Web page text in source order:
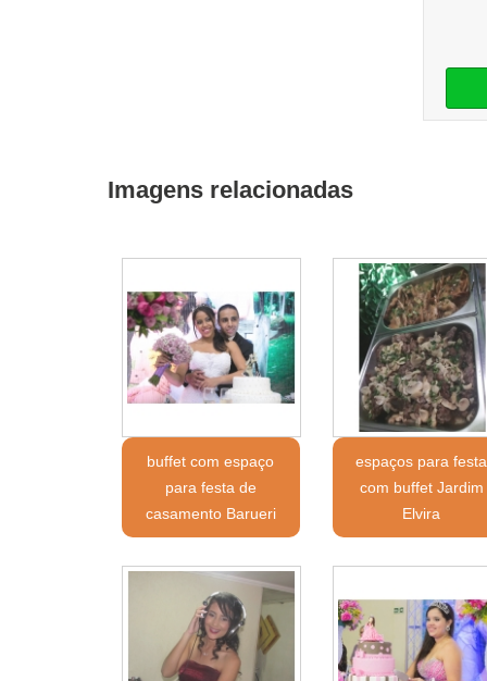
Imagens relacionadas
buffet com espaço
para festa de
casamento Barueri
espaços para festa
com buffet Jardim
Elvira